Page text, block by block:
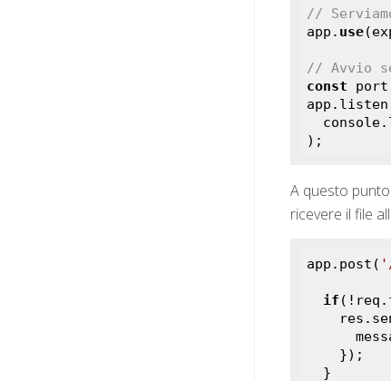
//
app. use
// Avvio
const port
);
A questo
ricevere il file
app.post(
if